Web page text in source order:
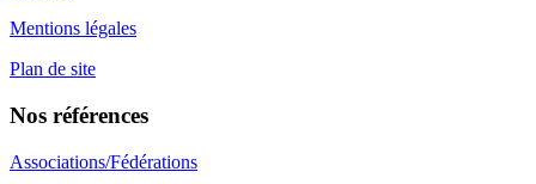
Mentions légales
Plan de site
Nos références
Associations/Fédérations